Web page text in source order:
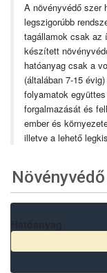
A növényvédő szer
legszigorúbb
tagállamok csak az
készített
hatóanyag csak a
(általában 7-15
folyamatok
forgalmazását és
ember és
illetve a lehető